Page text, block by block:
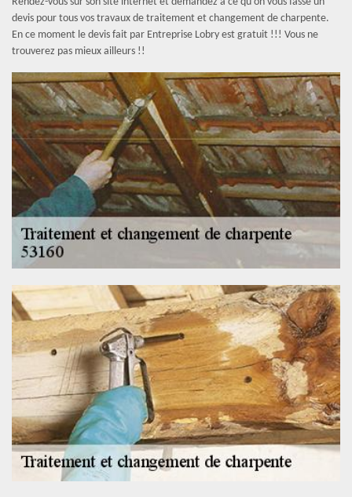
devis pour tous vos travaux de traitement et changement de charpente.
En ce moment le devis fait par Entreprise Lobry est gratuit !!! Vous ne
trouverez pas mieux ailleurs !!